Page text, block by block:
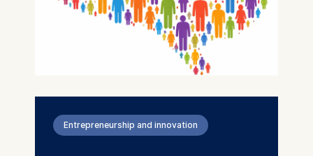
Entrepreneurship and innovation